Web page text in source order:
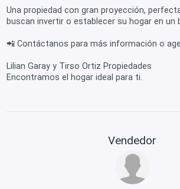
Una propiedad con gran proyección,
buscan invertir o establecer su hogar en un
📲 Contáctanos para más información o
Lilian Garay y Tirso Ortiz Propiedades
Encontramos el hogar ideal para ti.
Vendedor